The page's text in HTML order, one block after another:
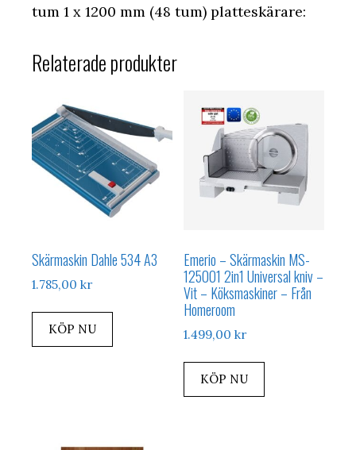
tum 1 x 1200 mm (48 tum) platteskärare:
Relaterade produkter
Skärmaskin Dahle 534 A3
1.785,00 kr
KÖP NU
Emerio – Skärmaskin MS-
125001 2in1 Universal kniv –
Vit – Köksmaskiner – Från
Homeroom
1.499,00kr
KÖP NU